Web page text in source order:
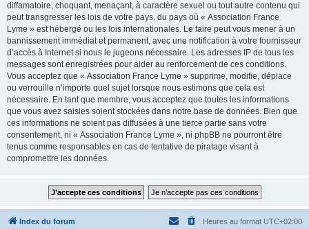
diffamatoire, choquant, menaçant, à caractère sexuel ou tout autre contenu qui
peut transgresser les lois de votre pays, du pays où « Association France
Lyme » est hébergé ou les lois internationales. Le faire peut vous mener à un
bannissement immédiat et permanent, avec une notification à votre fournisseur
d’accès à Internet si nous le jugeons nécessaire. Les adresses IP de tous les
messages sont enregistrées pour aider au renforcement de ces conditions.
Vous acceptez que « Association France Lyme » supprime, modifie, déplace
ou verrouille n’importe quel sujet lorsque nous estimons que cela est
nécessaire. En tant que membre, vous acceptez que toutes les informations
que vous avez saisies soient stockées dans notre base de données. Bien que
ces informations ne soient pas diffusées à une tierce partie sans votre
consentement, ni « Association France Lyme », ni phpBB ne pourront être
tenus comme responsables en cas de tentative de piratage visant à
compromettre les données.
Index du forum Heures au format UTC+02:00